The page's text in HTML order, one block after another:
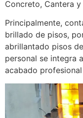
Concreto, Cantera y
Principalmente,
brillado de pisos,
abrillantado pisos
personal se integra
acabado